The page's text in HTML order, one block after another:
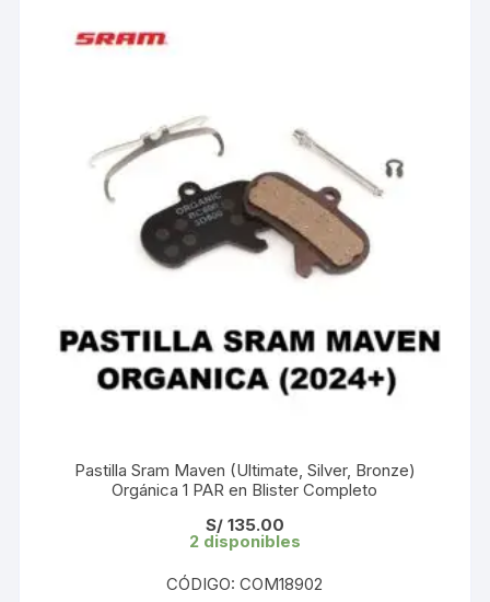
Pastilla Sram Maven (Ultimate, Silver, Bronze)
Orgánica 1 PAR en Blister Completo
S/135.00
2 disponibles
CÓDIGO: COM18902